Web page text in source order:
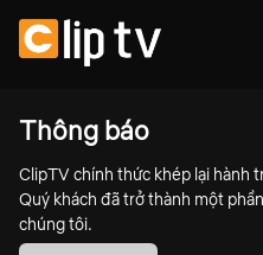
Thông báo
ClipTV chính thức khép lại hành
Quý khách đã trở thành một
chúng tôi.